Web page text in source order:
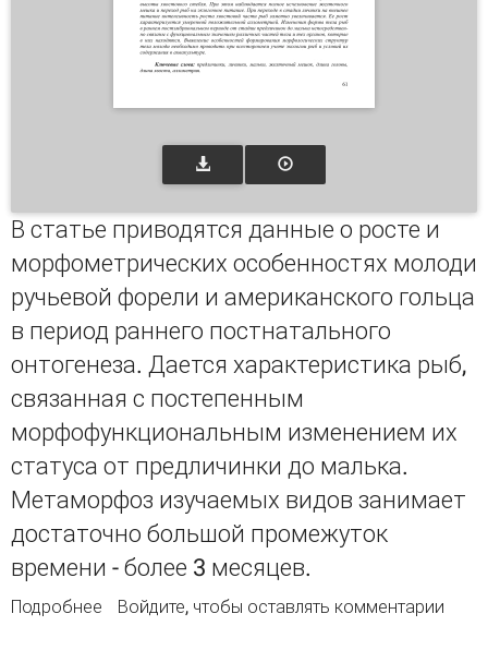
В статье приводятся данные о росте и
морфометрических особенностях молоди
ручьевой форели и американского гольца
в период раннего постнатального
онтогенеза. Дается характеристика рыб,
связанная с постепенным
морфофункциональным изменением их
статуса от предличинки до малька.
Метаморфоз изучаемых видов занимает
достаточно большой промежуток
времени - более 3 месяцев.
Подробнее о Морфогенез структур тела ручьевой форели
Войдите, чтобы оставлять комментарии